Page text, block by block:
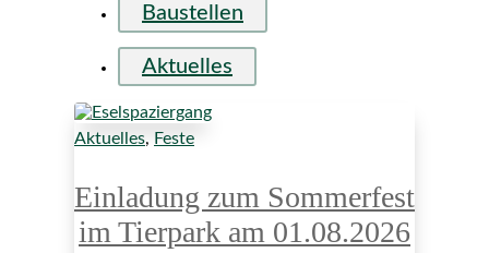
Baustellen
Aktuelles
Aktuelles, Feste
Einladung zum Sommerfest
im Tierpark am 01.08.2026